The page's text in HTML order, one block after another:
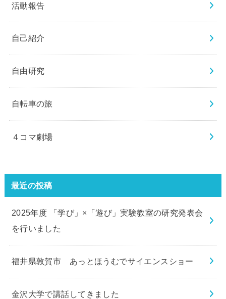
活動報告
自己紹介
自由研究
自転車の旅
４コマ劇場
最近の投稿
2025年度 「学び」×「遊び」実験教室の研究発表会
を行いました
福井県敦賀市 あっとほうむでサイエンスショー
金沢大学で講話してきました